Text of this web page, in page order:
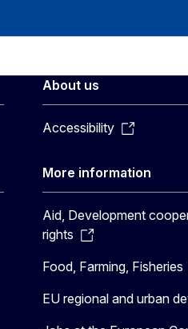
About us
Accessibility
More information
Aid, Development
rights
Food, Farming, Fisheries
EU regional and urban